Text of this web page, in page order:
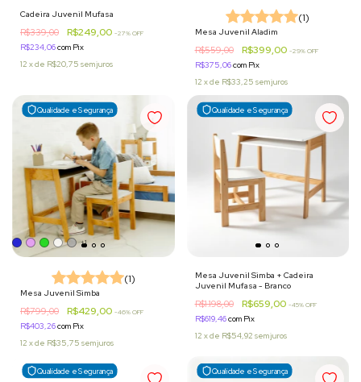
Cadeira Juvenil Mufasa
R$339,00 R$249,00 -27% OFF
R$234,06com Pix
12 xde R$20,75 sem juros
(1)
Mesa Juvenil Aladim
R$559,00 R$399,00 -29% OFF
R$375,06com Pix
12 xde R$33,25 sem juros
Qualidade e Segurança
+1
(1)
Mesa Juvenil Simba
R$799,00 R$429,00 -46% OFF
R$403,26com Pix
12 xde R$35,75 sem juros
Qualidade e Segurança
Mesa Juvenil Simba + Cadeira
Juvenil Mufasa - Branco
R$1.198,00 R$659,00 -45% OFF
R$619,46com Pix
12 xde R$54,92 sem juros
Qualidade e Segurança Qualidade e Segurança